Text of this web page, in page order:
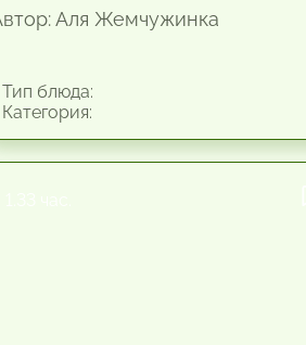
Аля Жемчужинка
блюда: